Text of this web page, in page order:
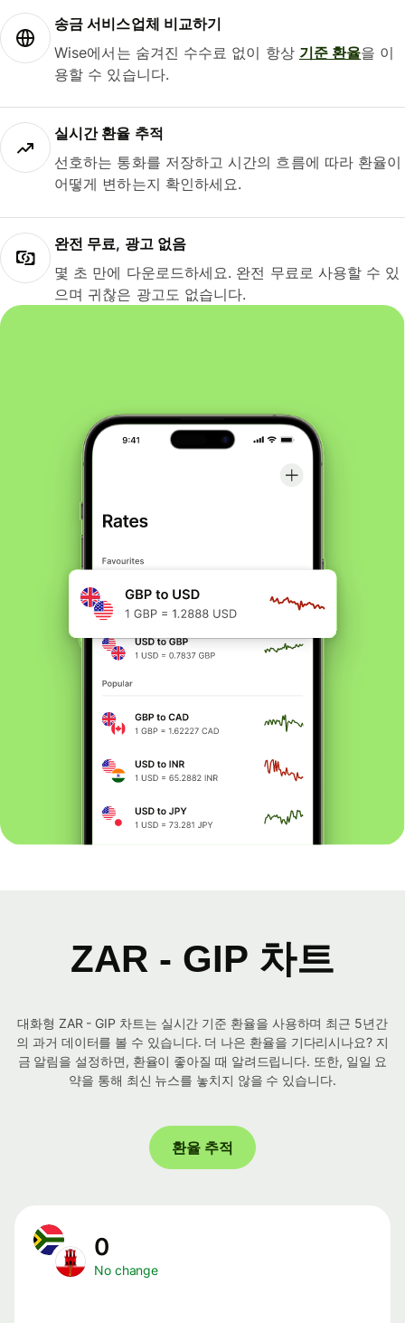
송금 서비스업체 비교하기
Wise에서는 숨겨진 수수료 없이 항상 기준 환율을 이
용할 수 있습니다.
실시간 환율 추적
선호하는 통화를 저장하고 시간의 흐름에 따라 환율이
어떻게 변하는지 확인하세요.
완전 무료, 광고 없음
몇 초 만에 다운로드하세요. 완전 무료로 사용할 수 있
으며 귀찮은 광고도 없습니다.
ZAR - GIP 차트
대화형 ZAR - GIP 차트는 실시간 기준 환율을 사용하며 최근 5년간
의 과거 데이터를 볼 수 있습니다. 더 나은 환율을 기다리시나요? 지
금 알림을 설정하면, 환율이 좋아질 때 알려드립니다. 또한, 일일 요
약을 통해 최신 뉴스를 놓치지 않을 수 있습니다.
환율 추적
0
No change